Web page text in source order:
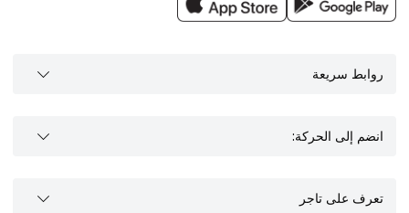
روابط سريعة
انضم إلى الحركة:
تعرف على تاجر